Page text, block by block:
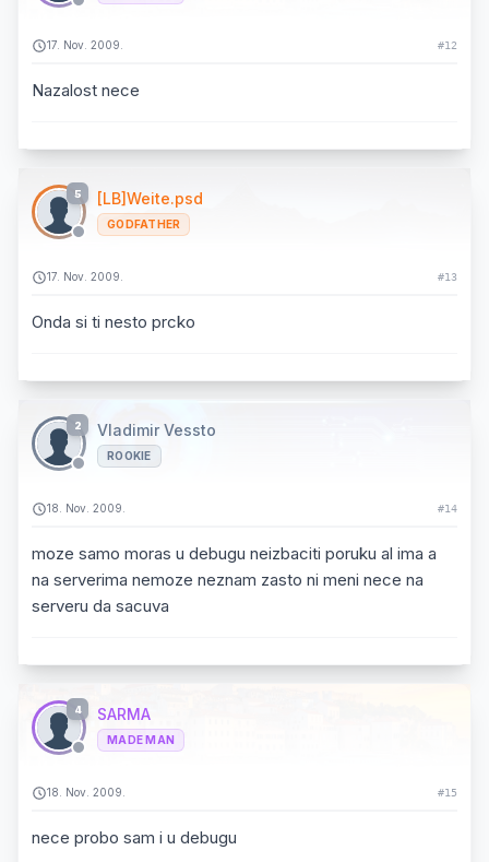
17. Nov. 2009. #12
Nazalost nece
5 [LB]Weite.psd
GODFATHER
17. Nov. 2009. #13
Onda si ti nesto prcko
2 Vladimir Vessto
ROOKIE
18. Nov. 2009. #14
moze samo moras u debugu neizbaciti poruku al ima a
na serverima nemoze neznam zasto ni meni nece na
serveru da sacuva
4 SARMA
MADE MAN
18. Nov. 2009. #15
nece probo sam i u debugu